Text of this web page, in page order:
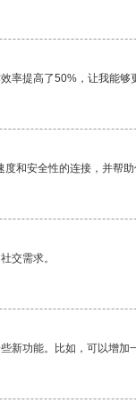
率提高了50%，让我能够
和安全性的连接，并帮助
交需求。
新功能。比如，可以增